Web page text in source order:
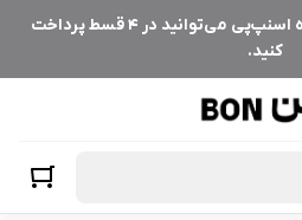
سفارش خود را با انتخاب درگاه اسنپ‌پی می‌توانید در ۴ قسط پرداخت
کنید.